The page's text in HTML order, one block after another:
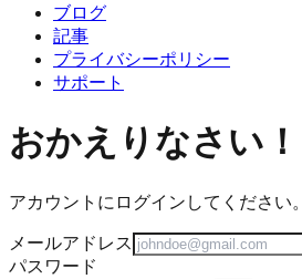
ブログ
記事
プライバシーポリシー
サポート
おかえりなさい！
アカウントにログインしてください。
メールアドレス
パスワード